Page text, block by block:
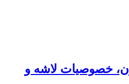
خصوصیات لاشه و